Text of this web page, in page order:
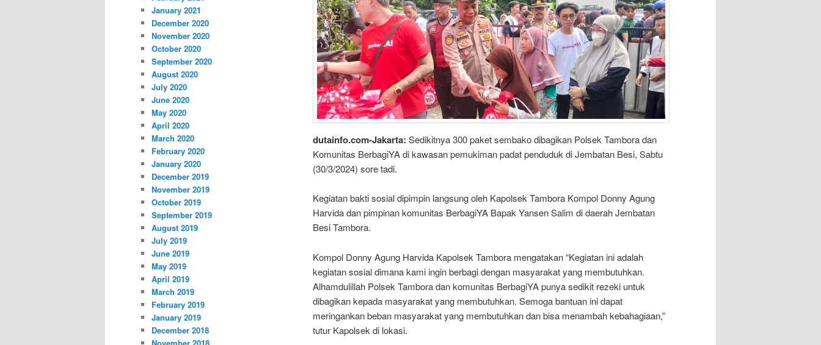
dutainfo.com-Jakarta: Sedikitnya 300 paket sembako dibagikan Polsek Tambora dan
Komunitas BerbagiYA di kawasan pemukiman padat penduduk di Jembatan Besi, Sabtu
(30/3/2024) sore tadi.
Kegiatan bakti sosial dipimpin langsung oleh Kapolsek Tambora Kompol Donny Agung
Harvida dan pimpinan komunitas BerbagiYA Bapak Yansen Salim di daerah Jembatan
Besi Tambora.
Kompol Donny Agung Harvida Kapolsek Tambora mengatakan “Kegiatan ini adalah
kegiatan sosial dimana kami ingin berbagi dengan masyarakat yang membutuhkan.
Alhamdulillah Polsek Tambora dan komunitas BerbagiYA punya sedikit rezeki untuk
dibagikan kepada masyarakat yang membutuhkan. Semoga bantuan ini dapat
meringankan beban masyarakat yang membutuhkan dan bisa menambah kebahagiaan,”
tutur Kapolsek di lokasi.
January 2021
December 2020
November 2020
October 2020
September 2020
August 2020
July 2020
June 2020
May 2020
April 2020
March 2020
February 2020
January 2020
December 2019
November 2019
October 2019
September 2019
August 2019
July 2019
June 2019
May 2019
April 2019
March 2019
February 2019
January 2019
December 2018